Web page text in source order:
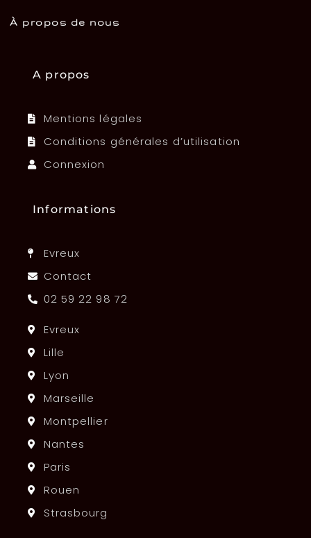
À propos de nous
A propos
Mentions légales
Conditions générales d’utilisation
Connexion
Informations
Evreux
Contact
02 59 22 98 72
Evreux
Lille
Lyon
Marseille
Montpellier
Nantes
Paris
Rouen
Strasbourg